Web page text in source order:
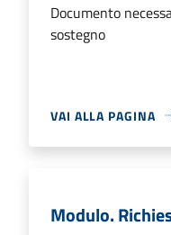
Documento
sostegno
VAI ALLA PAGINA
Modulo.